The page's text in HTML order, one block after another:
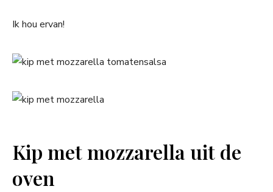
Ik hou ervan!
Kip met mozzarella uit de
oven